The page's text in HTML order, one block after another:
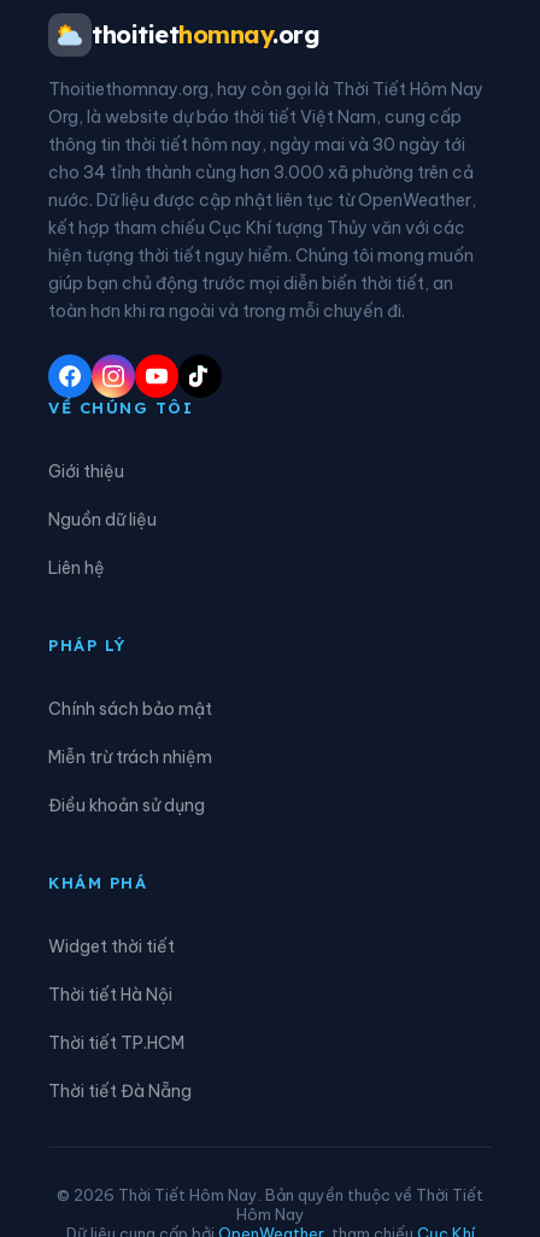
Xã Bình Ca
Xã Cán Tỷ
Xã Chiêm Hoá Xã Côn Lôn
Xã Đồng Tâm Xã Đông Thọ
Xã Đồng Văn Xã Đồng Yên
Xã Du Già Xã Đường Hồng
Xã Đường Thượng Xã Giáp Trung
Xã Hàm Yên
Xã Hòa An
Xã Kiến Thiết
Xã Mậu Duệ
Xã Phố Bảng
thoitiethomnay.org
Thoitiethomnay.org, hay còn gọi là Thời Tiết Hôm Nay
Org, là website dự báo thời tiết Việt Nam, cung cấp
thông tin thời tiết hôm nay, ngày mai và 30 ngày tới
cho 34 tỉnh thành cùng hơn 3.000 xã phường trên cả
nước. Dữ liệu được cập nhật liên tục từ OpenWeather,
kết hợp tham chiếu Cục Khí tượng Thủy văn với các
hiện tượng thời tiết nguy hiểm. Chúng tôi mong muốn
giúp bạn chủ động trước mọi diễn biến thời tiết, an
toàn hơn khi ra ngoài và trong mỗi chuyến đi.
VỀ CHÚNG TÔI
Giới thiệu
Nguồn dữ liệu
Liên hệ
PHÁP LÝ
Chính sách bảo mật
Miễn trừ trách nhiệm
Điều khoản sử dụng
KHÁM PHÁ
Widget thời tiết
Thời tiết Hà Nội
Thời tiết TP.HCM
Thời tiết Đà Nẵng
© 2026 Thời Tiết Hôm Nay. Bản quyền thuộc về Thời Tiết
Hôm Nay